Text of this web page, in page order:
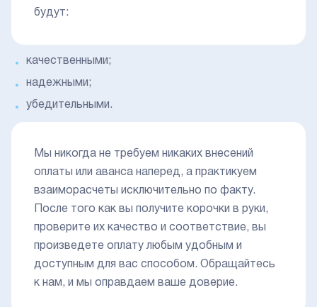
будут:
качественными;
надежными;
убедительными.
Мы никогда не требуем никаких внесений
оплаты или аванса наперед, а практикуем
взаиморасчеты исключительно по факту.
После того как вы получите корочки в руки,
проверите их качество и соответствие, вы
произведете оплату любым удобным и
доступным для вас способом. Обращайтесь
к нам, и мы оправдаем ваше доверие.